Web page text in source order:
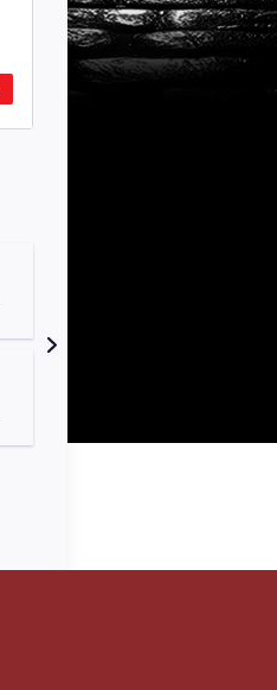
Дом музыки